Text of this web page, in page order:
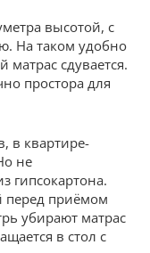
высотой, с
На таком удобно
матрас сдувается.
простора для
в квартире-
не
гипсокартона.
перед приёмом
убирают матрас
в стол с